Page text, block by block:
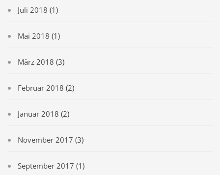
Juli 2018 (1)
Mai 2018 (1)
März 2018 (3)
Februar 2018 (2)
Januar 2018 (2)
November 2017 (3)
September 2017 (1)